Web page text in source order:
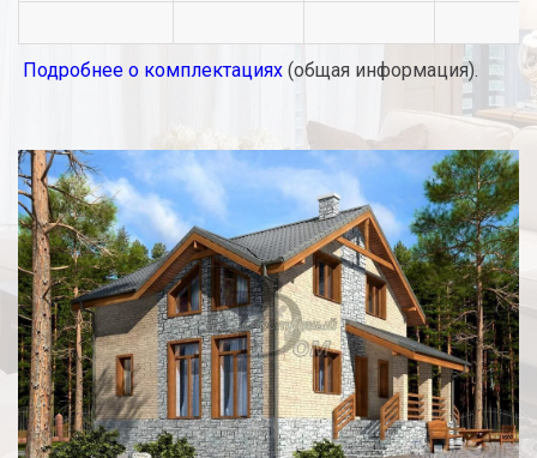
Подробнее о комплектациях (общая информация).